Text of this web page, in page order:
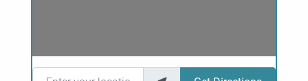
Enter your location